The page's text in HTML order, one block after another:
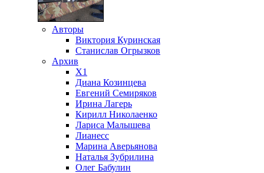
Авторы
Виктория Куринская
Станислав Огрызков
Архив
X1
Диана Козинцева
Евгений Семиряков
Ирина Лагерь
Кирилл Николаенко
Лариса Малышева
Лианесс
Марина Аверьянова
Наталья Зубрилина
Олег Бабулин